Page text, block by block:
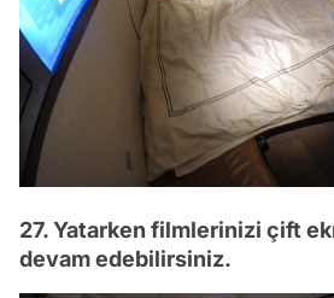
27. Yatarken filmlerinizi çift
devam edebilirsiniz.